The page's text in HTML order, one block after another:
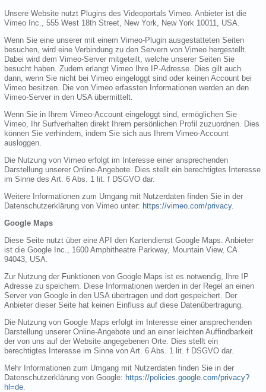
Unsere Website nutzt Plugins des Videoportals Vimeo. Anbieter ist die
Vimeo Inc., 555 West 18th Street, New York, New York 10011, USA.
Wenn Sie eine unserer mit einem Vimeo-Plugin ausgestatteten Seiten
besuchen, wird eine Verbindung zu den Servern von Vimeo hergestellt.
Dabei wird dem Vimeo-Server mitgeteilt, welche unserer Seiten Sie
besucht haben. Zudem erlangt Vimeo Ihre IP-Adresse. Dies gilt auch
dann, wenn Sie nicht bei Vimeo eingeloggt sind oder keinen Account bei
Vimeo besitzen. Die von Vimeo erfassten Informationen werden an den
Vimeo-Server in den USA übermittelt.
Wenn Sie in Ihrem Vimeo-Account eingeloggt sind, ermöglichen Sie
Vimeo, Ihr Surfverhalten direkt Ihrem persönlichen Profil zuzuordnen. Dies
können Sie verhindern, indem Sie sich aus Ihrem Vimeo-Account
ausloggen.
Die Nutzung von Vimeo erfolgt im Interesse einer ansprechenden
Darstellung unserer Online-Angebote. Dies stellt ein berechtigtes Interesse
im Sinne des Art. 6 Abs. 1 lit. f DSGVO dar.
Weitere Informationen zum Umgang mit Nutzerdaten finden Sie in der
Datenschutzerklärung von Vimeo unter: https://vimeo.com/privacy.
Google Maps
Diese Seite nutzt über eine API den Kartendienst Google Maps. Anbieter
ist die Google Inc., 1600 Amphitheatre Parkway, Mountain View, CA
94043, USA.
Zur Nutzung der Funktionen von Google Maps ist es notwendig, Ihre IP
Adresse zu speichern. Diese Informationen werden in der Regel an einen
Server von Google in den USA übertragen und dort gespeichert. Der
Anbieter dieser Seite hat keinen Einfluss auf diese Datenübertragung.
Die Nutzung von Google Maps erfolgt im Interesse einer ansprechenden
Darstellung unserer Online-Angebote und an einer leichten Auffindbarkeit
der von uns auf der Website angegebenen Orte. Dies stellt ein
berechtigtes Interesse im Sinne von Art. 6 Abs. 1 lit. f DSGVO dar.
Mehr Informationen zum Umgang mit Nutzerdaten finden Sie in der
Datenschutzerklärung von Google: https://policies.google.com/privacy?
hl=de